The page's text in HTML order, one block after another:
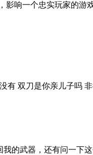
影响一个忠实玩家的游
双刀是你亲儿子吗
的武器，还有问一下